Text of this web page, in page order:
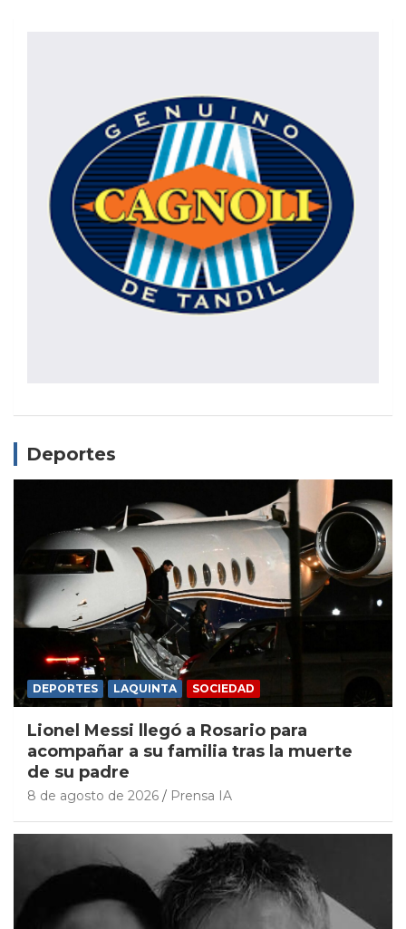
Deportes
DEPORTES LAQUINTA SOCIEDAD
Lionel Messi llegó a Rosario para
acompañar a su familia tras la muerte
de su padre
8 de agosto de 2026 Prensa IA